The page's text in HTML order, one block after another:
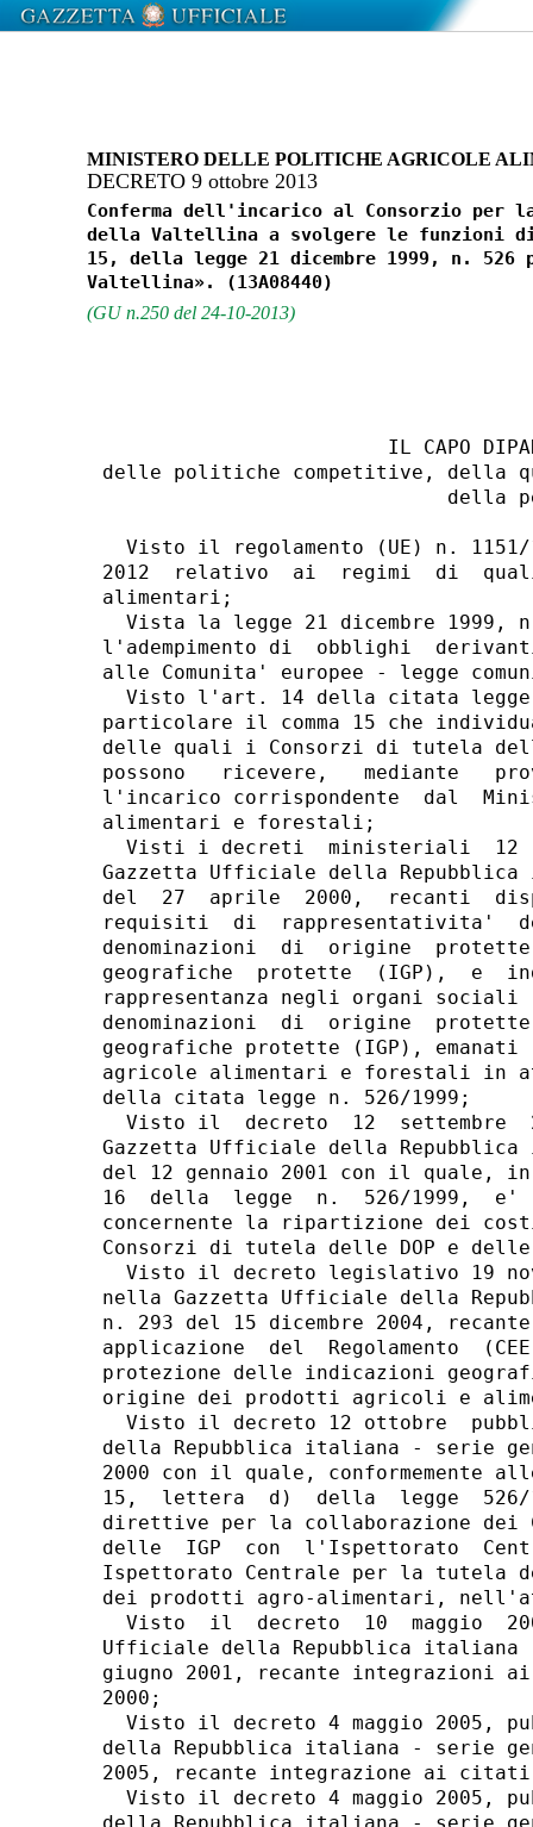
MINISTERO DELLE POLITICHE AGRICOLE
DECRETO 9 ottobre 2013
Conferma dell'incarico al Consorzio per
della Valtellina a svolgere le funzioni
15, della legge 21 dicembre 1999, n.
(GU n.250 del 24-10-2013)
IL CAPO
delle politiche competitive, della
della
Visto il regolamento (UE) n.
2012  relativo  ai  regimi  di
alimentari;
Vista la legge 21 dicembre 1999,
l'adempimento di  obblighi
alle Comunita' europee - legge
Visto l'art. 14 della citata
particolare il comma 15 che
delle quali i Consorzi di tutela
possono   ricevere,   mediante
l'incarico corrispondente  dal
alimentari e forestali;
Visti i decreti  ministeriali  12
Gazzetta Ufficiale della
del  27  aprile  2000,  recanti
requisiti  di  rappresentativita'
denominazioni  di  origine
geografiche  protette  (IGP),  e
rappresentanza negli organi
denominazioni  di  origine
geografiche protette (IGP),
agricole alimentari e forestali in
della citata legge n. 526/1999;
Visto il  decreto  12  settembre
Gazzetta Ufficiale della
del 12 gennaio 2001 con il quale,
16  della  legge  n.  526/1999,
concernente la ripartizione dei
Consorzi di tutela delle DOP e
Visto il decreto legislativo 19
nella Gazzetta Ufficiale della
n. 293 del 15 dicembre 2004,
applicazione  del  Regolamento
protezione delle indicazioni
origine dei prodotti agricoli e
Visto il decreto 12 ottobre
della Repubblica italiana - serie
2000 con il quale, conformemente
15,  lettera  d)  della  legge
direttive per la collaborazione dei
delle  IGP  con  l'Ispettorato
Ispettorato Centrale per la tutela
dei prodotti agro-alimentari,
Visto  il  decreto  10  maggio
Ufficiale della Repubblica
giugno 2001, recante
2000;
Visto il decreto 4 maggio 2005,
della Repubblica italiana - serie
2005, recante integrazione ai
Visto il decreto 4 maggio 2005,